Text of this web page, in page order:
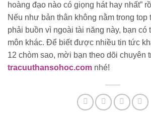
hoàng đạo nào có giọng hát hay nhất”
Nếu như bản thân không nằm trong top
phải buồn vì ngoài tài năng này, bạn có
môn khác. Để biết được nhiều tin tức
12 chòm sao, mời bạn theo dõi chuyên
tracuuthansohoc.com nhé!